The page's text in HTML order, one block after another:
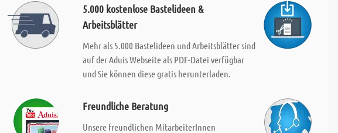
5.000 kostenlose Bastelideen &
Arbeitsblätter
Mehr als 5.000 Bastelideen und Arbeitsblätter sind
auf der Aduis Webseite als PDF-Datei verfügbar
und Sie können diese gratis herunterladen.
Freundliche Beratung
Unsere freundlichen MitarbeiterInnen